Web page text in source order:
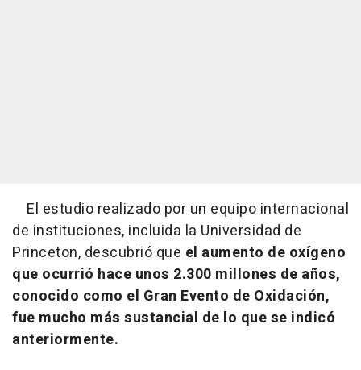
El estudio realizado por un equipo internacional
de instituciones, incluida la Universidad de
Princeton, descubrió que el aumento de oxígeno
que ocurrió hace unos 2.300 millones de años,
conocido como el Gran Evento de Oxidación,
fue mucho más sustancial de lo que se indicó
anteriormente.